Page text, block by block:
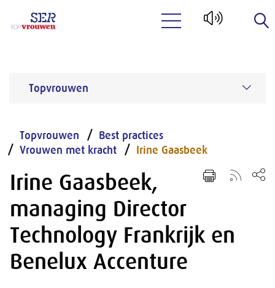
Topvrouwen
Topvrouwen
Best practices
Vrouwen met kracht
Irine Gaasbeek
Irine Gaasbeek,
managing Director
Technology Frankrijk en
Benelux Accenture